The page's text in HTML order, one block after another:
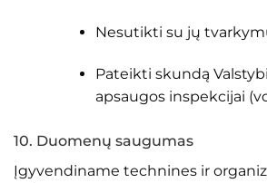
Nesutikti su jų
Pateikti skundą
apsaugos inspekcijai
10. Duomenų saugumas
Įgyvendiname technines ir